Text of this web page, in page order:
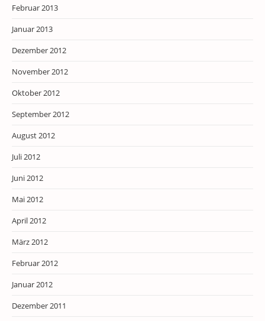
Februar 2013
Januar 2013
Dezember 2012
November 2012
Oktober 2012
September 2012
August 2012
Juli 2012
Juni 2012
Mai 2012
April 2012
März 2012
Februar 2012
Januar 2012
Dezember 2011